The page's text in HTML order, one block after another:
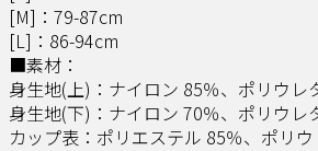
[M]：79-87cm
[L]：86-94cm
■素材：
身生地(上)：ナイロン 85％、ポリウレ
身生地(下)：ナイロン 70％、ポリウレ
カップ表：ポリエステル 85％、ポリ